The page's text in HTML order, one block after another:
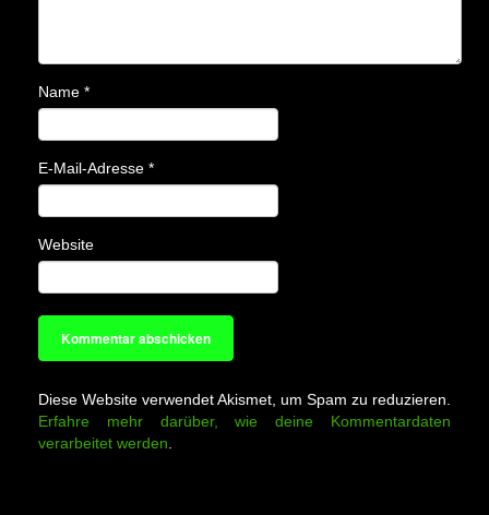
Name *
E-Mail-Adresse *
Website
Diese Website verwendet Akismet, um Spam zu reduzieren.
Erfahre mehr darüber, wie deine Kommentardaten
verarbeitet werden